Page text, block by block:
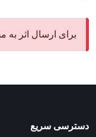
برای ارسال اثر به
دسترسی سریع